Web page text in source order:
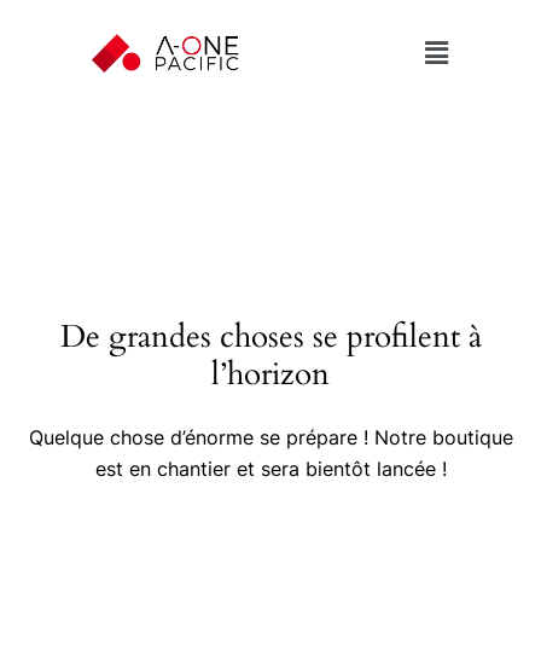
De grandes choses se profilent à
l’horizon
Quelque chose d’énorme se prépare ! Notre boutique
est en chantier et sera bientôt lancée !